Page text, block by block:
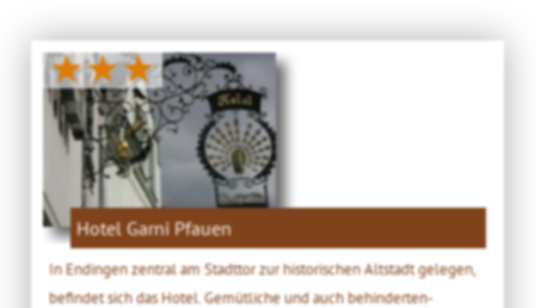
★★★
Hotel Garni Pfauen
In Endingen zentral am Stadttor zur historischen Altstadt gelegen,
befindet sich das Hotel. Gemütliche und auch behinderten-